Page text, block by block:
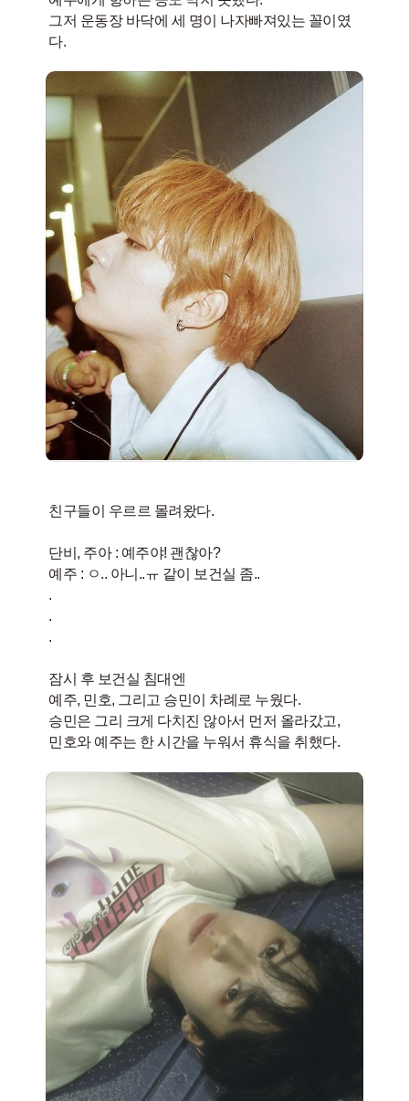
​그저 운동장 바닥에 세 명이 나자빠져있는 꼴이였
친구들이 우르르 몰려왔다.
​단비, 주아 : 예주야! 괜찮아?
​예주 : ㅇ.. 아니..ㅠ 같이 보건실 좀..
.
.
.
​잠시 후 보건실 침대엔
​예주, 민호, 그리고 승민이 차례로 누웠다.
​승민은 그리 크게 다치진 않아서 먼저 올라갔고,